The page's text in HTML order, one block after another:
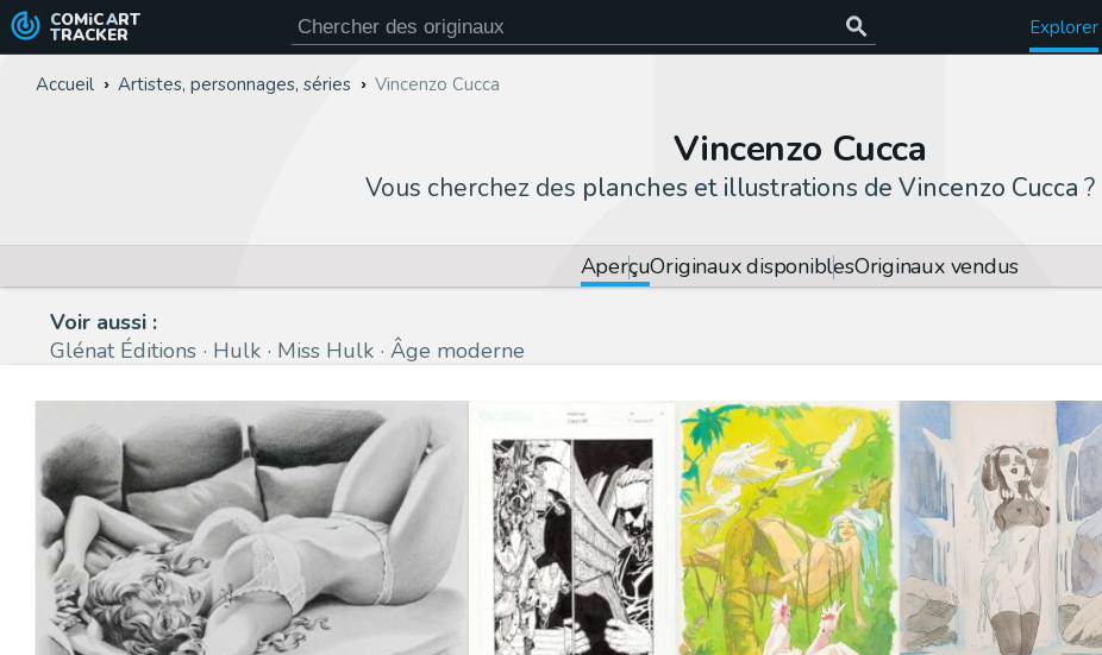
COMiC ART
TRACKER Explorer
Accueil Artistes, personnages, séries Vincenzo Cucca
Vincenzo Cucca
Vous cherchez des planches et illustrations de Vincenzo Cucca ?
AperçuOriginaux disponiblesOriginaux vendus
Voir aussi :
Glénat Éditions
Hulk Miss Hulk Âge moderne